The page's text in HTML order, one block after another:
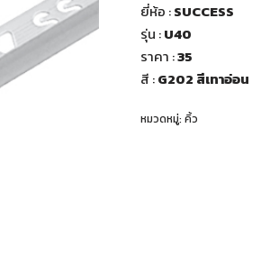
ยี่ห้อ :SUCCESS
รุ่น :U40
ราคา :35
สี :G202 สีเทาอ่อน
หมวดหมู่: คิ้ว